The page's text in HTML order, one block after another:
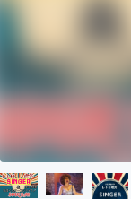
ビジネ
まち